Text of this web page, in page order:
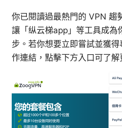
你已閱讀過最熱門的 VPN 趨
讓「纵云梯app」等工具成為
步。若你想要立即嘗試並獲
作連結，點擊下方入口可了解